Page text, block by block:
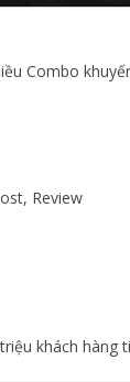
Combo
Review
khách hàng